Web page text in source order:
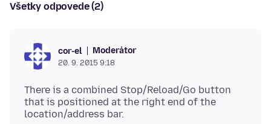
Všetky odpovede (2)
cor-el Moderátor
20. 9. 2015 9:18
There is a combined Stop/Reload/Go button
that is positioned at the right end of the